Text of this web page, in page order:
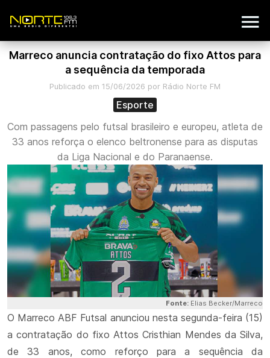
Marreco anuncia contratação do fixo Attos para
a sequência da temporada
Publicado em 15/06/2026 por Rádio Norte FM
Esporte
Com passagens pelo futsal brasileiro e europeu, atleta de
33 anos reforça o elenco beltronense para as disputas
da Liga Nacional e do Paranaense.
Fonte: Elias Becker/Marreco
O Marreco ABF Futsal anunciou nesta segunda-feira (15)
a contratação do fixo Attos Cristhian Mendes da Silva,
de 33 anos, como reforço para a sequência da